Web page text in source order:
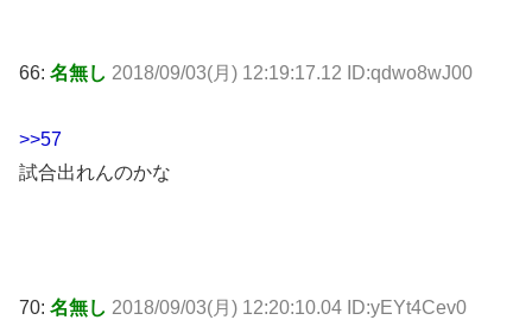
66: 名無し 2018/09/03(月) 12:19:17.12 ID:qdwo8wJ00
>>57
試合出れんのかな
70: 名無し 2018/09/03(月) 12:20:10.04 ID:yEYt4Cev0